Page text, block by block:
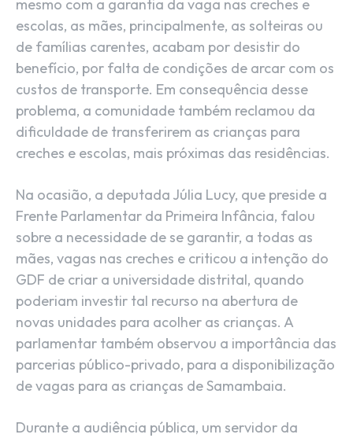
mesmo com a garantia da vaga nas creches e
escolas, as mães, principalmente, as solteiras ou
de famílias carentes, acabam por desistir do
benefício, por falta de condições de arcar com os
custos de transporte. Em consequência desse
problema, a comunidade também reclamou da
dificuldade de transferirem as crianças para
creches e escolas, mais próximas das residências.
Na ocasião, a deputada Júlia Lucy, que preside a
Frente Parlamentar da Primeira Infância, falou
sobre a necessidade de se garantir, a todas as
mães, vagas nas creches e criticou a intenção do
GDF de criar a universidade distrital, quando
poderiam investir tal recurso na abertura de
novas unidades para acolher as crianças. A
parlamentar também observou a importância das
parcerias público-privado, para a disponibilização
de vagas para as crianças de Samambaia.
Durante a audiência pública, um servidor da